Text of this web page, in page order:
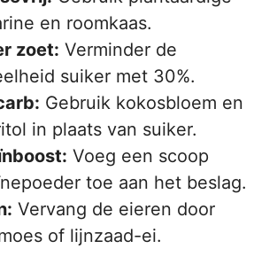
en roomkaas.
zoet: Verminder de
suiker met 30%.
Gebruik kokosbloem en
in plaats van suiker.
Voeg een scoop
toe aan het beslag.
Vervang de eieren door
of lijnzaad-ei.